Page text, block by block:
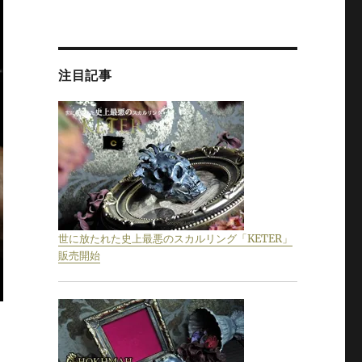
注目記事
世に放たれた史上最悪のスカルリング「KETER」
販売開始